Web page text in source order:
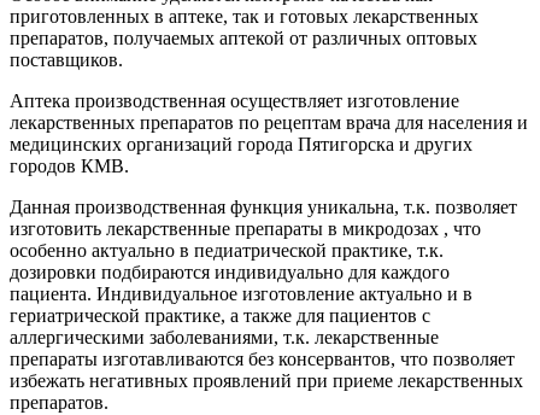
приготовленных в аптеке, так и готовых лекарственных
препаратов, получаемых аптекой от различных оптовых
поставщиков.
Аптека производственная осуществляет изготовление
лекарственных препаратов по рецептам врача для населения и
медицинских организаций города Пятигорска и других
городов КМВ.
Данная производственная функция уникальна, т.к. позволяет
изготовить лекарственные препараты в микродозах , что
особенно актуально в педиатрической практике, т.к.
дозировки подбираются индивидуально для каждого
пациента. Индивидуальное изготовление актуально и в
гериатрической практике, а также для пациентов с
аллергическими заболеваниями, т.к. лекарственные
препараты изготавливаются без консервантов, что позволяет
избежать негативных проявлений при приеме лекарственных
препаратов.